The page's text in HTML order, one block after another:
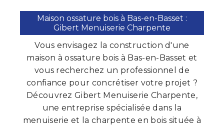
Maison ossature bois à Bas-en-Basset :
Gibert Menuiserie Charpente
Vous envisagez la construction d'une
maison à ossature bois à Bas-en-Basset et
vous recherchez un professionnel de
confiance pour concrétiser votre projet ?
Découvrez Gibert Menuiserie Charpente,
une entreprise spécialisée dans la
menuiserie et la charpente en bois située à